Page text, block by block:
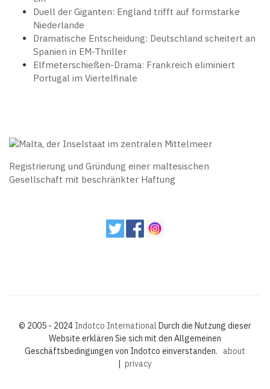
Duell der Giganten: England trifft auf formstarke
Niederlande
Dramatische Entscheidung: Deutschland scheitert an
Spanien in EM-Thriller
Elfmeterschießen-Drama: Frankreich eliminiert
Portugal im Viertelfinale
Registrierung und Gründung einer maltesischen
Gesellschaft mit beschränkter Haftung
© 2005 - 2024 Indotco International Durch die Nutzung dieser
Website erklären Sie sich mit den Allgemeinen
Geschäftsbedingungen von Indotco einverstanden. about
| privacy